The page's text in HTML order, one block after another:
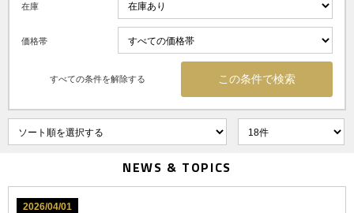
在庫
価格帯
すべての条件を解除する
NEWS & TOPICS
2026/04/01